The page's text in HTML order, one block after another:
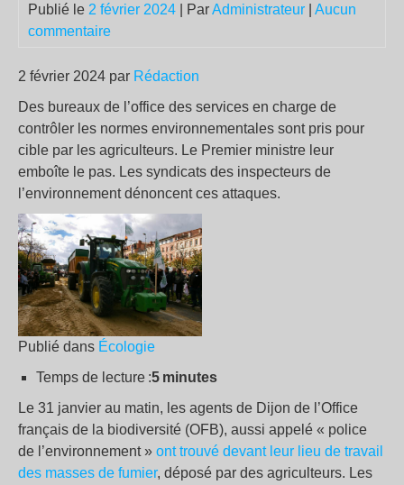
Publié le 2 février 2024 | ParAdministrateur
Aucun
commentaire
2 février 2024 par Rédaction
Des bureaux de l’office des services en charge de
contrôler les normes environnementales sont pris pour
cible par les agriculteurs. Le Premier ministre leur
emboîte le pas. Les syndicats des inspecteurs de
l’environnement dénoncent ces attaques.
Publié dans Écologie
Temps de lecture :5 minutes
Le 31 janvier au matin, les agents de Dijon de l’Office
français de la biodiversité (OFB), aussi appelé « police
de l’environnement » ont trouvé devant leur lieu de travail
des masses de fumier, déposé par des agriculteurs. Les